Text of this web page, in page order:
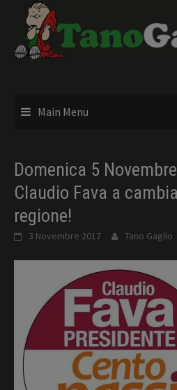
content
Main Menu
Domenica 5
Claudio Fava a
regione!
3 Novembre 2017 Tano Gaglio